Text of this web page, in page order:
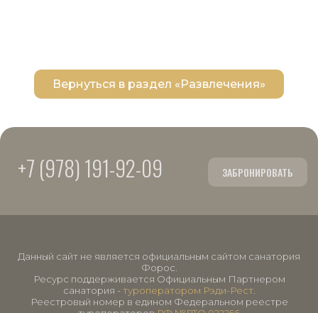
Вернуться в раздел «Развлечения»
+7 (978) 191-92-09 ЗАБРОНИРОВАТЬ
Данный сайт не является официальным сайтом санатория
Форос.
Ресурс поддерживается Официальным Партнером
санатория - туроператором Рэди-Рест.
Реестровый номер в едином Федеральном реестре